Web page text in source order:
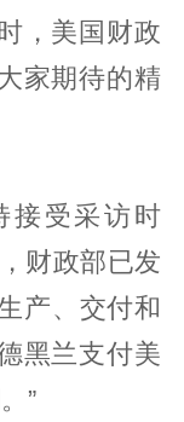
，美国财政
家期待的精
接受采访时
财政部已发
产、交付和
黑兰支付美
”